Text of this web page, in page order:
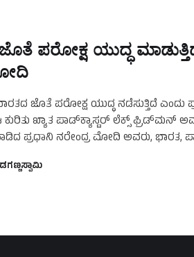
ಪರೋಕ್ಷ ಯುದ್ಧ
ಜೊತೆ ಪರೋಕ್ಷ ಯುದ್ಧ ನಡೆಸುತ್ತಿದೆ ಎಂದು
ಖ್ಯಾತ ಪಾಡ್‌ಕ್ಯಾಸ್ಟರ್‌ ಲೆಕ್ಸ್‌ ಫ್ರಿಡ್‌ಮನ್‌
ಪ್ರಧಾನಿ ನರೇಂದ್ರ ಮೋದಿ ಅವರು, ಭಾರತ,